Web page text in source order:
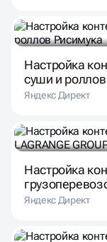
Настройка
суши и
Яндекс Директ
Настройка
Яндекс Директ